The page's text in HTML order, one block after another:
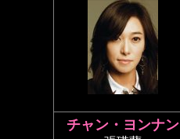
チャン・ヨンナン